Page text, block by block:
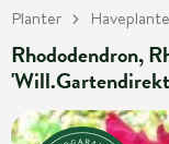
Planter
Rhododendron,